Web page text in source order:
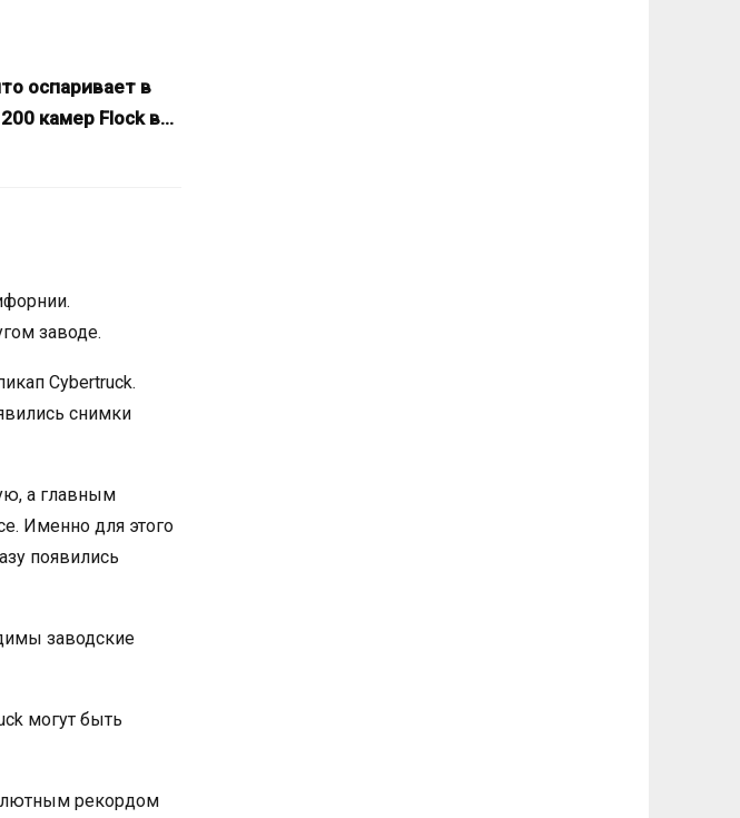
оспаривает в
камер Flock в…
заводе.
Cybertruck.
снимки
а главным
Именно для этого
появились
заводские
могут быть
рекордом